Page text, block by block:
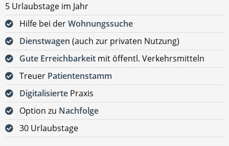
5 Urlaubstage im Jahr
Hilfe bei derWohnungssuche
Dienstwagen (auch zur privaten Nutzung)
Gute Erreichbarkeit mit öffentl. Verkehrsmitteln
Treuer Patientenstamm
Digitalisierte Praxis
Option zu Nachfolge
30 Urlaubstage